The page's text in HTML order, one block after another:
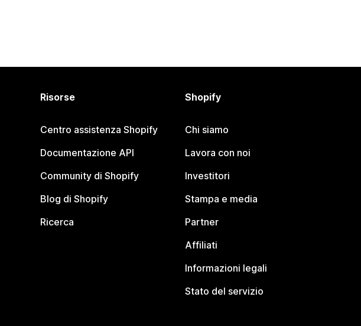
Risorse
Centro assistenza Shopify
Documentazione API
Community di Shopify
Blog di Shopify
Ricerca
Shopify
Chi siamo
Lavora con noi
Investitori
Stampa e media
Partner
Affiliati
Informazioni legali
Stato del servizio